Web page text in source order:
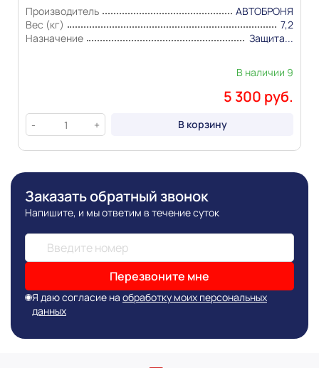
публикации сведениях
Производитель
АВТОБРОНЯ
Вес (кг)
7,2
Назначение
Защита...
В наличии 9
5 300 руб.
- + В корзину
Заказать обратный звонок
Напишите, и мы ответим в течение суток
Перезвоните мне
Я даю согласие на обработку моих персональных
данных